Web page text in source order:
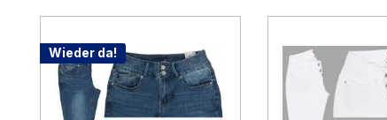
Wieder da!